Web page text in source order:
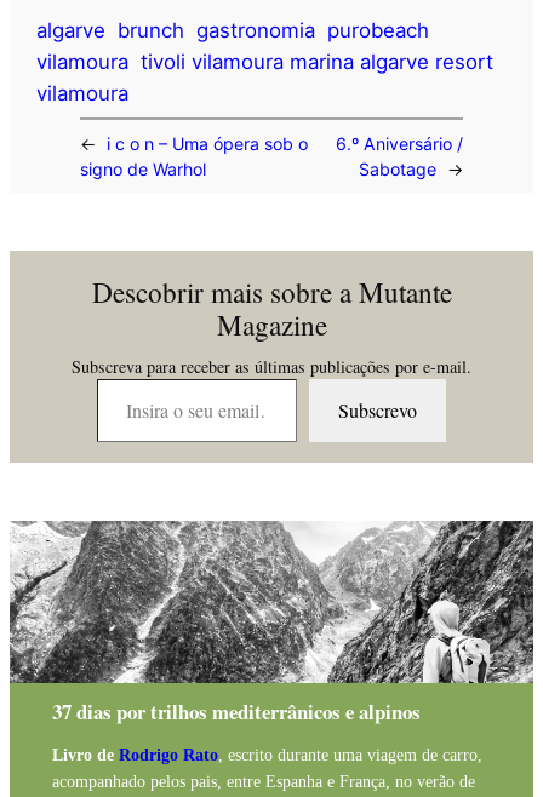
algarve brunch gastronomia purobeach
vilamoura tivoli vilamoura marina algarve resort
vilamoura
←
i c o n – Uma ópera sob o
signo de Warhol
6.º Aniversário /
Sabotage
→
Descobrir mais sobre a Mutante
Magazine
Subscreva para receber as últimas publicações por e-mail.
Insira o seu email…
Subscrevo
37 dias por trilhos mediterrânicos e alpinos
Livro de Rodrigo Rato, escrito durante uma viagem de carro,
acompanhado pelos pais, entre Espanha e França, no verão de